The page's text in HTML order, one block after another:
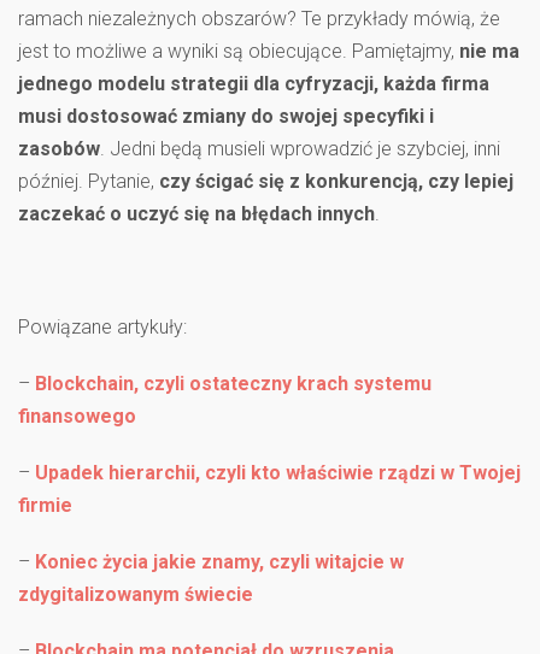
ramach niezależnych obszarów? Te przykłady mówią, że
jest to możliwe a wyniki są obiecujące. Pamiętajmy, nie ma
jednego modelu strategii dla cyfryzacji, każda firma
musi dostosować zmiany do swojej specyfiki i
zasobów . Jedni będą musieli wprowadzić je szybciej, inni
później. Pytanie, czy ścigać się z konkurencją, czy lepiej
zaczekać o uczyć się na błędach innych
Powiązane artykuły:
– Blockchain, czyli ostateczny krach systemu
finansowego
– Upadek hierarchii, czyli kto właściwie rządzi w Twojej
firmie
– Koniec życia jakie znamy, czyli witajcie w
zdygitalizowanym świecie